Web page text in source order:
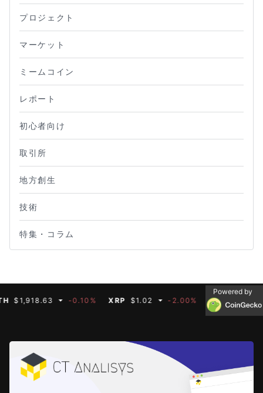
プロジェクト
マーケット
ミームコイン
レポート
初心者向け
取引所
地方創生
技術
特集・コラム
-0.10% XRP $1.02 -2.00% BNB $592.66
Powered by